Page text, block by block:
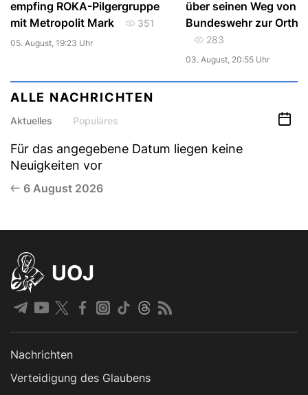
empfing ROKA-Pilgergruppe
mit Metropolit Mark
351
05. August, 19:23 Uhr
über seinen Weg von
Bundeswehr zur
283
03. August, 20:55 Uhr
ALLE NACHRICHTEN
Aktuelles Populäres
Für das angegebene Datum liegen keine
Neuigkeiten vor
6 August 2026
UOJ
Nachrichten
Verteidigung des Glaubens